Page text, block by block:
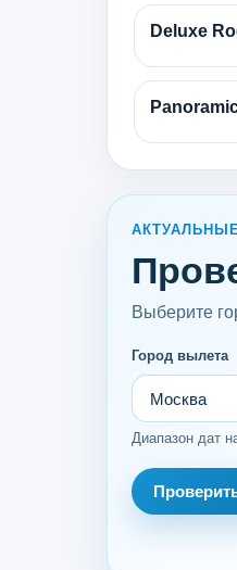
Deluxe
Выберите
Город вылета
Диапазон дат